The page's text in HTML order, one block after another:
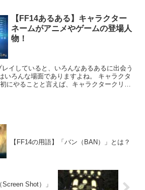
【FF14あるある】キャラクター
ネームがアニメやゲームの登場人
物！
イしていると、いろんなあるあるに出会う
いろんな場面でありますよね。 キャラクタ
にやることと言えば、キャラクタークリエ
【FF14の用語】「バン（BAN）」とは？
Shot）」